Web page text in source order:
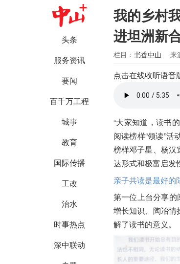
头条
服务资讯
要闻
百千万工程
城事
教育
国际传播
工改
治水
时事热点
深中联动
我的乡村
进坦洲新
栏目： 书香中山 来
点击在线收听语音
“大家知道，读书
阅读榜样“领读”
榜样邓子星、杨汉
达形式和极富启发
亲子共读是最好的
第一位上台分享的
增长知识、陶冶情
解了读书的意义。